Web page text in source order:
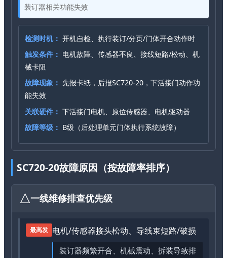
装订器相关功能失效
检测时机： 开机自检、执行装订/分页/门体开合动作时
触发条件： 电机故障、传感器不良、接线短路/松动、机
械卡阻
故障现象： 先报卡纸，后报SC720-20，下活接门动作功
能失效
关联硬件： 下活接门电机、原位传感器、电机驱动器
故障等级： B级（后处理单元门体执行系统故障）
SC720-20故障原因（按故障率排序）
一线维修排查优先级
最高发 电机/传感器接头松动、导线束短路/破损
装订器频繁开合、机械震动、拆装导致排